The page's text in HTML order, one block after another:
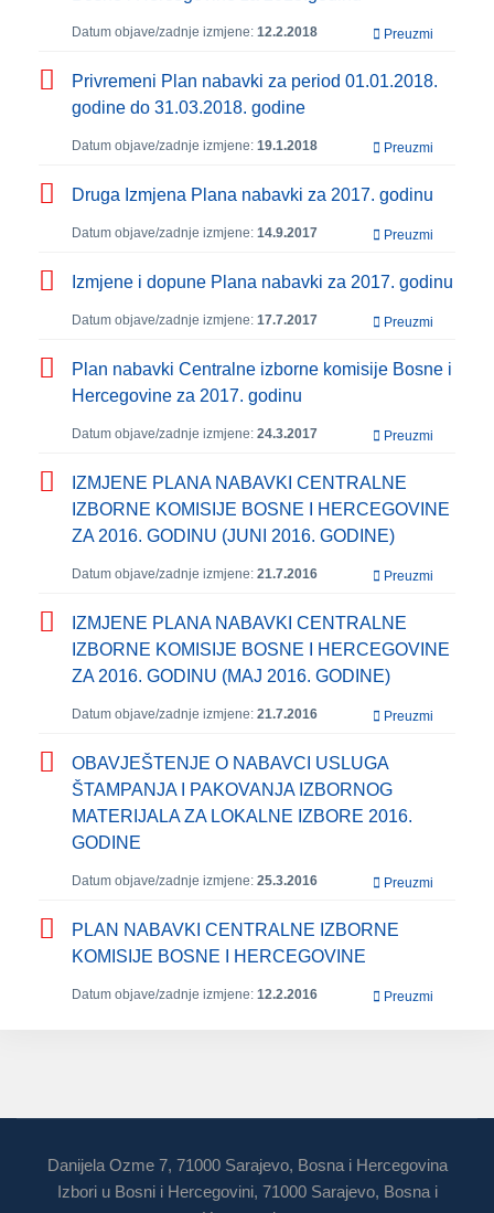
Datum objave/zadnje izmjene: 12.2.2018 Preuzmi
Privremeni Plan nabavki za period 01.01.2018.
godine do 31.03.2018. godine
Datum objave/zadnje izmjene: 19.1.2018 Preuzmi
Druga Izmjena Plana nabavki za 2017. godinu
Datum objave/zadnje izmjene: 14.9.2017 Preuzmi
Izmjene i dopune Plana nabavki za 2017. godinu
Datum objave/zadnje izmjene: 17.7.2017 Preuzmi
Plan nabavki Centralne izborne komisije Bosne i
Hercegovine za 2017. godinu
Datum objave/zadnje izmjene: 24.3.2017 Preuzmi
IZMJENE PLANA NABAVKI CENTRALNE
IZBORNE KOMISIJE BOSNE I HERCEGOVINE
ZA 2016. GODINU (JUNI 2016. GODINE)
Datum objave/zadnje izmjene: 21.7.2016 Preuzmi
IZMJENE PLANA NABAVKI CENTRALNE
IZBORNE KOMISIJE BOSNE I HERCEGOVINE
ZA 2016. GODINU (MAJ 2016. GODINE)
Datum objave/zadnje izmjene: 21.7.2016 Preuzmi
OBAVJEŠTENJE O NABAVCI USLUGA
ŠTAMPANJA I PAKOVANJA IZBORNOG
MATERIJALA ZA LOKALNE IZBORE 2016.
GODINE
Datum objave/zadnje izmjene: 25.3.2016 Preuzmi
PLAN NABAVKI CENTRALNE IZBORNE
KOMISIJE BOSNE I HERCEGOVINE
Datum objave/zadnje izmjene: 12.2.2016 Preuzmi
Danijela Ozme 7, 71000 Sarajevo, Bosna i Hercegovina
Izbori u Bosni i Hercegovini, 71000 Sarajevo, Bosna i